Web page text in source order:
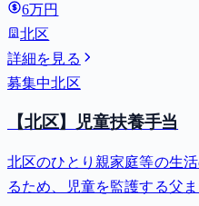
6万円
北区
詳細を見る
募集中北区
【北区】児童扶養手当
北区のひとり親家庭等の生
るため、児童を監護する父